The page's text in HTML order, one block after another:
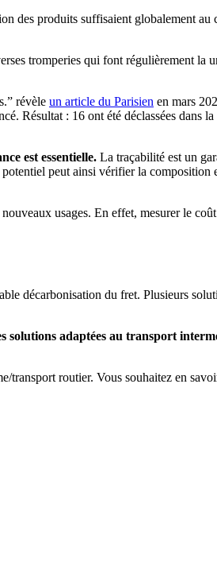
des produits suffisaient globalement
tromperies qui font régulièrement la
révèle un article du Parisien en mars
Résultat : 16 ont été déclassées dans
est essentielle. La traçabilité est un
peut ainsi vérifier la composition
usages. En effet, mesurer le
décarbonisation du fret. Plusieurs
solutions adaptées au transport
transport routier. Vous souhaitez en